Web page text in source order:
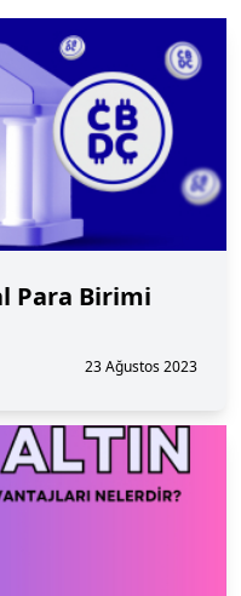
Para Birimi
23 Ağustos 2023